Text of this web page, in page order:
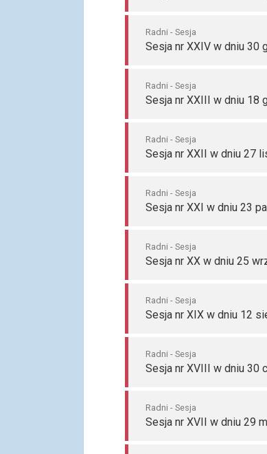
Radni - Sesja
Sesja nr XXIV w dniu 30
Radni - Sesja
Sesja nr XXIII w dniu 18
Radni - Sesja
Sesja nr XXII w dniu 27
Radni - Sesja
Sesja nr XXI w dniu 23
Radni - Sesja
Sesja nr XX w dniu 25
Radni - Sesja
Sesja nr XIX w dniu 12
Radni - Sesja
Sesja nr XVIII w dniu 30
Radni - Sesja
Sesja nr XVII w dniu 29